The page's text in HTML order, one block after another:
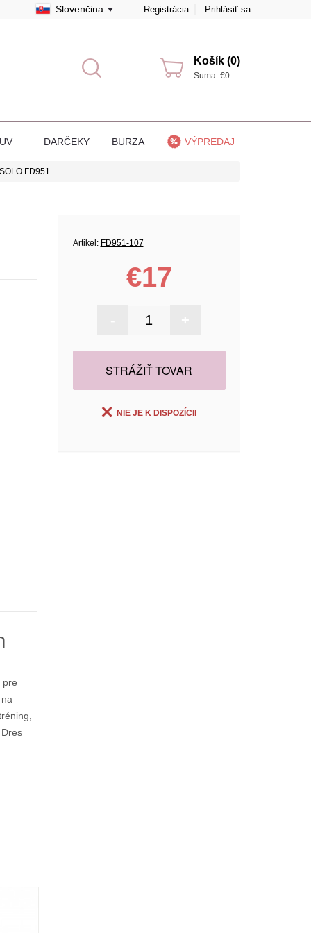
Slovenčina Registrácia Prihlásiť sa
Košík (0)
Suma: €0
DARČEKY BURZA VÝPREDAJ
FD951
pre
Artikel: FD951-107
€17
STRÁŽIŤ TOVAR
NIE JE K DISPOZÍCII